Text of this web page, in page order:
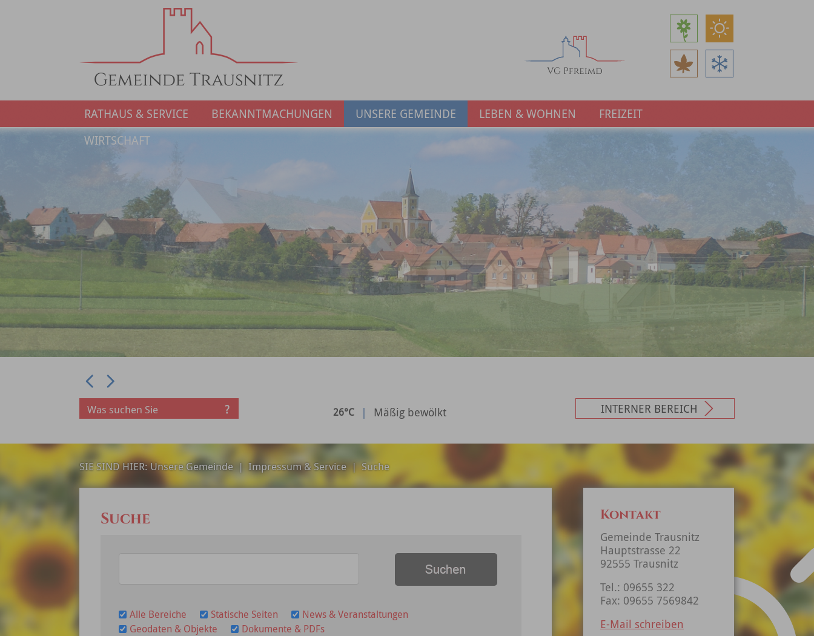
RATHAUS & SERVICE BEKANNTMACHUNGEN UNSERE GEMEINDE LEBEN & WOHNEN
FREIZEIT
WIRTSCHAFT
Prev
26°C | Mäßig bewölkt INTERNER BEREICH
SIE SIND HIER:Unsere Gemeinde | Impressum & Service |Suche
Suche
Alle Bereiche Statische Seiten
News & Veranstaltungen
Geodaten & Objekte
Dokumente & PDFs
Kontakt
Gemeinde Trausnitz
Hauptstrasse 22
92555 Trausnitz
Tel.: 09655 322
Fax: 09655 7569842
E-Mail schreiben